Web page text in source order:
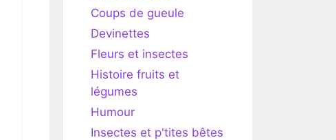
Coups de gueule
Devinettes
Fleurs et insectes
Histoire fruits et
légumes
Humour
Insectes et p'tites bêtes